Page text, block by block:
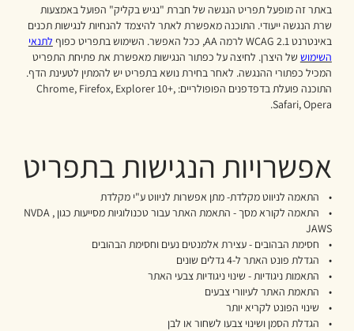
באתר זה מופעל תפריט הנגשה של חברת "נגיש בקליק" הפועל באמצעות
שרת הנגשה ייעודי. התוכנה מאפשרת לאתר להיצמד להנחיות לנגישות תכנים
באינטרנט WCAG 2.1 לרמה AA, ככל האפשר. השימוש בתפריט כפוף
לתנאי
השימוש של היצרן. לחיצה על כפתור הנגישות מאפשרת את פתיחת התפריט
המכיל כפתורי ההנגשה. לאחר בחירת נושא בתפריט יש להמתין לטעינת הדף.
התוכנה פועלת בדפדפנים הפופולריים: Chrome, Firefox, Explorer 10+,
Safari, Opera.
אפשרויות הנגישות בתפריט
• התאמה לניווט מקלדת- מתן אפשרות לניווט ע"י מקלדת
• התאמה לקורא מסך - התאמת האתר עבור טכנולוגיות מסייעות כגון NVDA ,
JAWS
• חסימת הבהובים - עצירת אלמנטים נעים וחסימת הבהובים
• הגדלת פונט האתר ל-4 גדלים שונים
• התאמות ניגודיות - שינוי ניגודיות צבעי האתר
• התאמת האתר לעיוורי צבעים
• שינוי הפונט לקריא יותר
• הגדלת הסמן ושינוי צבעו לשחור או לבן